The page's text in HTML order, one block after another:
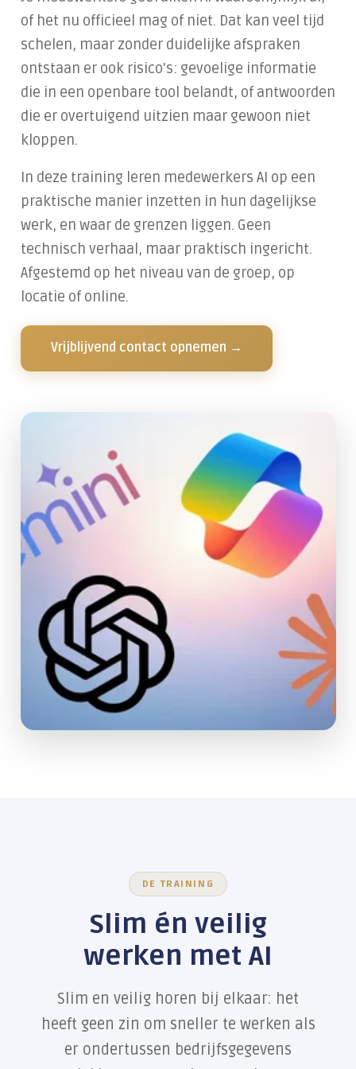
Samenwerken in de cloud
Handelen bij een cyberincident
Datalekken voorkomen
Alles over Training & Adoptie
of het nu officieel mag of niet. Dat kan veel tijd
schelen, maar zonder duidelijke afspraken
ontstaan er ook risico's: gevoelige informatie
die in een openbare tool belandt, of antwoorden
die er overtuigend uitzien maar gewoon niet
kloppen.
In deze training leren medewerkers AI op een
praktische manier inzetten in hun dagelijkse
werk, en waar de grenzen liggen. Geen
technisch verhaal, maar praktisch ingericht.
Afgestemd op het niveau van de groep, op
locatie of online.
Vrijblijvend contact opnemen
DE TRAINING
Slim én veilig
werken met AI
Slim en veilig horen bij elkaar: het
heeft geen zin om sneller te werken als
er ondertussen bedrijfsgegevens